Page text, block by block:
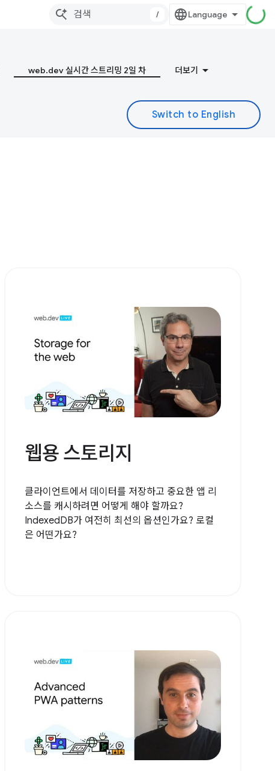
/
web.dev 실시간 스트리밍 2일 차 더보기
웹용 스토리지
클라이언트에서 데이터를 저장하고 중요한 앱 리
소스를 캐시하려면 어떻게 해야 할까요?
IndexedDB가 여전히 최선의 옵션인가요? 로컬
은 어떤가요?